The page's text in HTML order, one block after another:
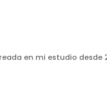
en mi estudio desde